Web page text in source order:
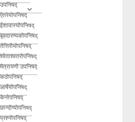
उपनिषद्
ऐतरेयोपनिषद्
ईशावास्योपनिषद्
बृहदारण्यकोपनिषद्
तैत्तिरीयोपनिषद्
श्वेताश्वतरोपनिषद्
मैत्रायणी उपनिषद्
कठोपनिषद्
आर्षेयोपनिषद्
केनोपनिषद्
छान्दोग्योपनिषद्
प्रश्नोपनिषद्